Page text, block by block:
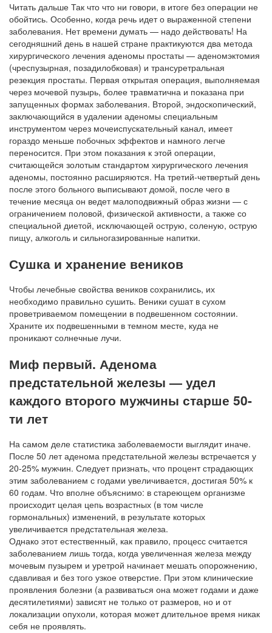
Читать дальше Так что что ни говори, в итоге без операции не
обойтись. Особенно, когда речь идет о выраженной степени
заболевания. Нет времени думать — надо действовать! На
сегодняшний день в нашей стране практикуются два метода
хирургического лечения аденомы простаты — аденомэктомия
(чреспузырная, позадилобковая) и трансуретральная
резекция простаты. Первая открытая операция, выполняемая
через мочевой пузырь, более травматична и показана при
запущенных формах заболевания. Второй, эндоскопический,
заключающийся в удалении аденомы специальным
инструментом через мочеиспускательный канал, имеет
гораздо меньше побочных эффектов и намного легче
переносится. При этом показания к этой операции,
считающейся золотым стандартом хирургического лечения
аденомы, постоянно расширяются. На третий-четвертый день
после этого больного выписывают домой, после чего в
течение месяца он ведет малоподвижный образ жизни — с
ограничением половой, физической активности, а также со
специальной диетой, исключающей острую, соленую, острую
пищу, алкоголь и сильногазированные напитки.
Сушка и хранение веников
Чтобы лечебные свойства веников сохранились, их
необходимо правильно сушить. Веники сушат в сухом
проветриваемом помещении в подвешенном состоянии.
Храните их подвешенными в темном месте, куда не
проникают солнечные лучи.
Миф первый. Аденома
предстательной железы — удел
каждого второго мужчины старше 50-
ти лет
На самом деле статистика заболеваемости выглядит иначе.
После 50 лет аденома предстательной железы встречается у
20-25% мужчин. Следует признать, что процент страдающих
этим заболеванием с годами увеличивается, достигая 50% к
60 годам. Что вполне объяснимо: в стареющем организме
происходит целая цепь возрастных (в том числе
гормональных) изменений, в результате которых
увеличивается предстательная железа.
Однако этот естественный, как правило, процесс считается
заболеванием лишь тогда, когда увеличенная железа между
мочевым пузырем и уретрой начинает мешать опорожнению,
сдавливая и без того узкое отверстие. При этом клинические
проявления болезни (а развиваться она может годами и даже
десятилетиями) зависят не только от размеров, но и от
локализации опухоли, которая может длительное время никак
себя не проявлять.